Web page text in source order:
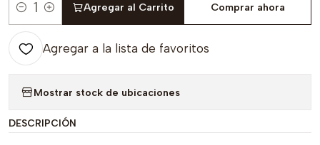
Cantidad
Agregar al Carrito Comprar ahora
Agregar a la lista de favoritos
Mostrar stock de ubicaciones
DESCRIPCIÓN